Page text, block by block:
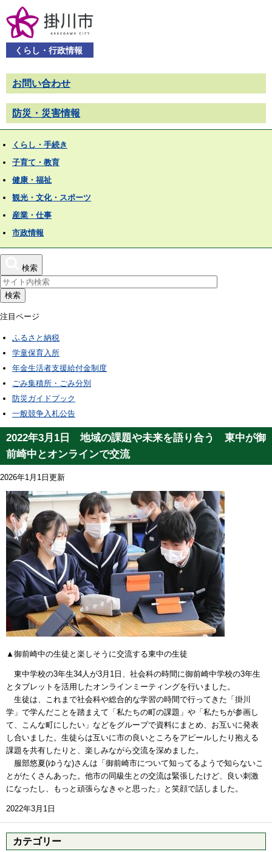
くらし・行政情報
お問い合わせ
防災・災害情報
くらし・手続き
子育て・教育
健康・福祉
観光・文化・スポーツ
産業・仕事
市政情報
検索
検索
注目ページ
ふるさと納税
学童保育入所
年金生活者支援給付金制度
ごみ集積所・ごみ分別
防災ガイドブック
一般競争入札公告
2022年3月1日 地域の課題や未来を語り合う 東中が御
前崎中とオンラインで交流
2026年1月1日更新
▲御前崎中の生徒と楽しそうに交流する東中の生徒
東中学校の3年生34人が3月1日、社会科の時間に御前崎中学校の3年生
とタブレットを活用したオンラインミーティングを行いました。
生徒は、これまで社会科や総合的な学習の時間で行ってきた「掛川
学」で学んだことを踏まえて「私たちの町の課題」や「私たちが参画し
て、こんな町にしたい」などをグループで資料にまとめ、お互いに発表
し合いました。生徒らは互いに市の良いところをアピールしたり抱える
課題を共有したりと、楽しみながら交流を深めました。
服部悠夏(ゆうな)さんは「御前崎市について知ってるようで知らないこ
とがたくさんあった。他市の同級生との交流は緊張したけど、良い刺激
になったし、もっと頑張らなきゃと思った」と笑顔で話しました。
2022年3月1日
カテゴリー